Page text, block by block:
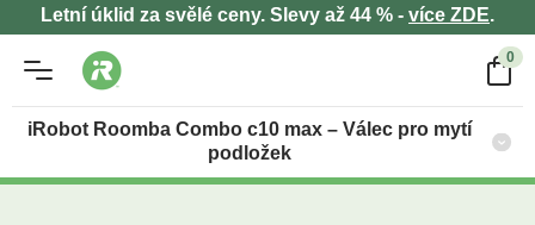
Letní úklid za svělé ceny. Slevy až 44 % - více ZDE.
0
iRobot Roomba Combo c10 max – Válec pro mytí
podložek